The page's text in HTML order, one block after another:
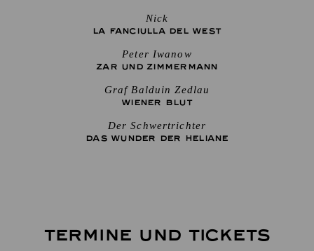
Nick
LA FANCIULLA DEL WEST
Peter Iwanow
ZAR UND ZIMMERMANN
Graf Balduin Zedlau
WIENER BLUT
Der Schwertrichter
DAS WUNDER DER HELIANE
TERMINE UND TICKETS